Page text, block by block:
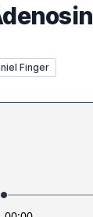
Finger